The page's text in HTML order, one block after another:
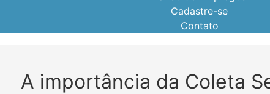
Cadastre-se
Contato
A importância da Coleta